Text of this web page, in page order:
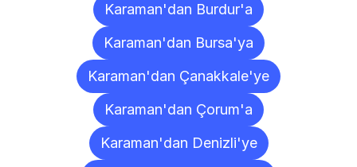
Karaman'dan Burdur'a
Karaman'dan Bursa'ya
Karaman'dan Çanakkale'ye
Karaman'dan Çorum'a
Karaman'dan Denizli'ye